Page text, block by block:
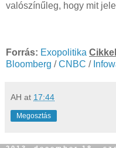
valószínűleg, hogy mit
Forrás: Exopolitika
Bloomberg /CNBC /
AH at 17:44
Megosztás